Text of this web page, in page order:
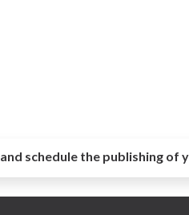
schedule the publishing of